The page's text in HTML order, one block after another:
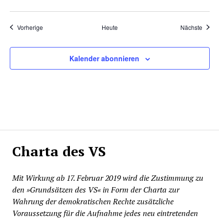
Charta des VS
Mit Wirkung ab 17. Februar 2019 wird die Zustimmung zu
den »Grundsätzen des VS« in Form der Charta zur
Wahrung der demokratischen Rechte zusätzliche
Voraussetzung für die Aufnahme jedes neu eintretenden
VorherigeVeranstaltungen Heute Nächste
Kalender abonnieren